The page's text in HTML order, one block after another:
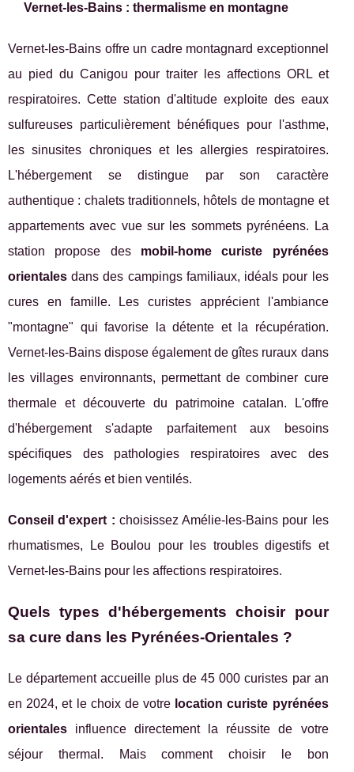
Vernet-les-Bains : thermalisme en montagne
Vernet-les-Bains offre un cadre montagnard exceptionnel
au pied du Canigou pour traiter les affections ORL et
respiratoires. Cette station d'altitude exploite des eaux
sulfureuses particulièrement bénéfiques pour l'asthme,
les sinusites chroniques et les allergies respiratoires.
L'hébergement se distingue par son caractère
authentique : chalets traditionnels, hôtels de montagne et
appartements avec vue sur les sommets pyrénéens. La
station propose des mobil-home curiste pyrénées
orientales dans des campings familiaux, idéals pour les
cures en famille. Les curistes apprécient l'ambiance
"montagne" qui favorise la détente et la récupération.
Vernet-les-Bains dispose également de gîtes ruraux dans
les villages environnants, permettant de combiner cure
thermale et découverte du patrimoine catalan. L'offre
d'hébergement s'adapte parfaitement aux besoins
spécifiques des pathologies respiratoires avec des
logements aérés et bien ventilés.
Conseil d'expert : choisissez Amélie-les-Bains pour les
rhumatismes, Le Boulou pour les troubles digestifs et
Vernet-les-Bains pour les affections respiratoires.
Quels types d'hébergements choisir pour
sa cure dans les Pyrénées-Orientales ?
Le département accueille plus de 45 000 curistes par an
en 2024, et le choix de votre location curiste pyrénées
orientales influence directement la réussite de votre
séjour thermal. Mais comment choisir le bon